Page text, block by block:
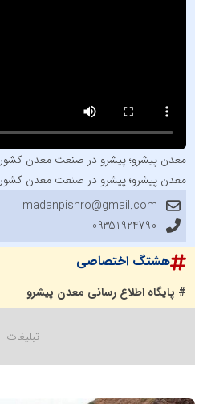
معدن پیشرو؛ پیشرو در صنعت معدن کشور
معدن پیشرو؛ پیشرو در صنعت معدن کشور
هشتگ اختصاصی
# پایگاه اطلاع رسانی معدن پیشرو